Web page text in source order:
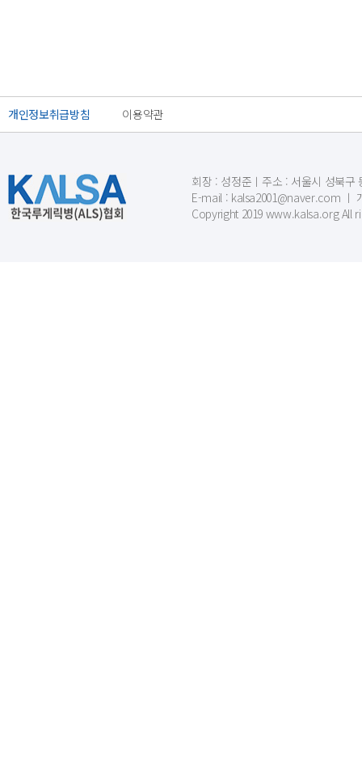
개인정보취급방침 이용약관
회장 : 성정준ㅣ주소 : 서울시 성북구
E-mail : kalsa2001@naver.com ㅣ
Copyright 2019 www.kalsa.org All